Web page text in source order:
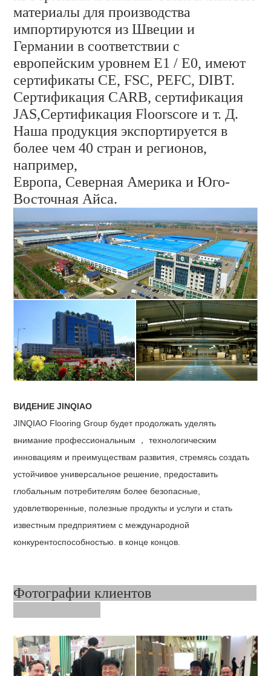
материалы для производства
импортируются из Швеции и
Германии в соответствии с
европейским уровнем E1 / E0, имеют
сертификаты CE, FSC, PEFC, DIBT.
Сертификация CARB, сертификация
JAS,Сертификация Floorscore и т. Д.
Наша продукция экспортируется в
более чем 40 стран и регионов,
например,
Европа, Северная Америка и Юго-
Восточная Айса.
ВИДЕНИЕ JINQIAO
JINQIAO Flooring Group будет продолжать уделять
внимание профессиональным ， технологическим
инновациям и преимуществам развития, стремясь создать
устойчивое универсальное решение, предоставить
глобальным потребителям более безопасные,
удовлетворенные, полезные продукты и услуги и стать
известным предприятием с международной
конкурентоспособностью. в конце концов.
Фотографии клиентов